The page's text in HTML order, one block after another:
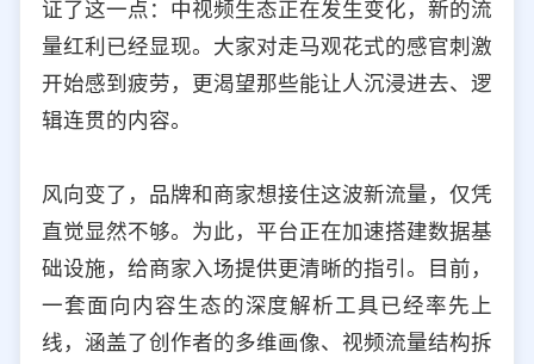
证了这一点：中视频生态正在发生变化，新的流
量红利已经显现。大家对走马观花式的感官刺激
开始感到疲劳，更渴望那些能让人沉浸进去、逻
辑连贯的内容。
风向变了，品牌和商家想接住这波新流量，仅凭
直觉显然不够。为此，平台正在加速搭建数据基
础设施，给商家入场提供更清晰的指引。目前，
一套面向内容生态的深度解析工具已经率先上
线，涵盖了创作者的多维画像、视频流量结构拆